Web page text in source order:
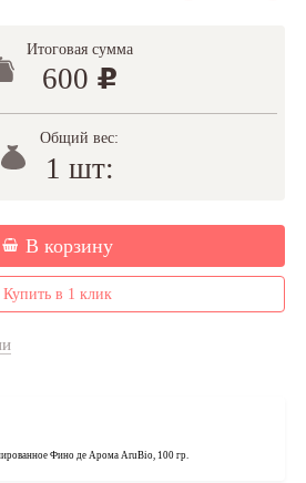
Итоговая сумма
600 u
Общий вес:
1 шт:
В корзину
Купить в 1 клик
Фино де Арома AruBio, 100 гр.